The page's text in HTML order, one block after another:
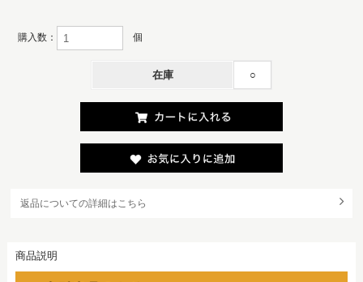
購入数： 個
在庫 ○
返品についての詳細はこちら
商品説明